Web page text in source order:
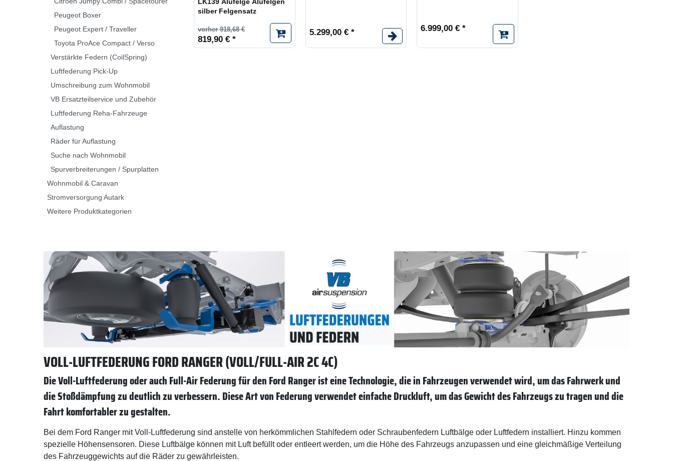
Peugeot Boxer
Peugeot Expert / Traveller
Toyota ProAce Compact / Verso
Verstärkte Federn (CoilSpring)
Luftfederung Pick-Up
Umschreibung zum Wohnmobil
VB Ersatzteilservice und Zubehör
Luftfederung Reha-Fahrzeuge
Auflastung
Räder für Auflastung
Suche nach Wohnmobil
Spurverbreiterungen / Spurplatten
Wohnmobil & Caravan
Stromversorgung Autark
Weitere Produktkategorien
LK139 Alufelge Alufelgen
silber Felgensatz
vorher 918,68 €
819,90 € *
5.299,00 € * 6.999,00 € *
VOLL-LUFTFEDERUNG FORD RANGER (VOLL/FULL-AIR 2C 4C)
Die Voll-Luftfederung oder auch Full-Air Federung für den Ford Ranger ist eine Technologie, die in Fahrzeugen verwendet wird, um das Fahrwerk und
die Stoßdämpfung zu deutlich zu verbessern. Diese Art von Federung verwendet einfache Druckluft, um das Gewicht des Fahrzeugs zu tragen und die
Fahrt komfortabler zu gestalten.
Bei dem Ford Ranger mit Voll-Luftfederung sind anstelle von herkömmlichen Stahlfedern oder Schraubenfedern Luftbälge oder Luftfedern installiert. Hinzu kommen
spezielle Höhensensoren. Diese Luftbälge können mit Luft befüllt oder entleert werden, um die Höhe des Fahrzeugs anzupassen und eine gleichmäßige Verteilung
des Fahrzeuggewichts auf die Räder zu gewährleisten.